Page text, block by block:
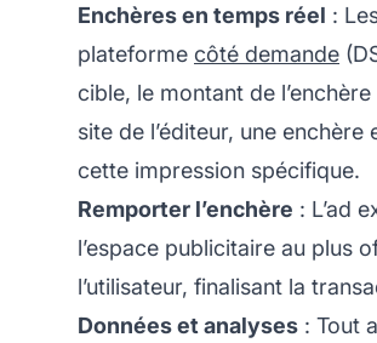
Enchères en temps réel :
plateforme côté demande
cible, le montant de
site de l’éditeur, une
cette impression spécifique.
Remporter l’enchère : L’ad
l’espace publicitaire au plus
l’utilisateur, finalisant la
Données et analyses : Tout